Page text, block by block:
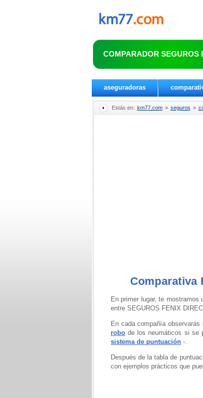
COMPARADOR SEGUROS
aseguradoras
Estás en: km77.com » seguros »
Comparativa
En primer lugar, te mostramos
entre SEGUROS FENIX
En cada compañía
robo de los neumáticos si se
sistema de puntuación -.
Después de la tabla de
con ejemplos prácticos que